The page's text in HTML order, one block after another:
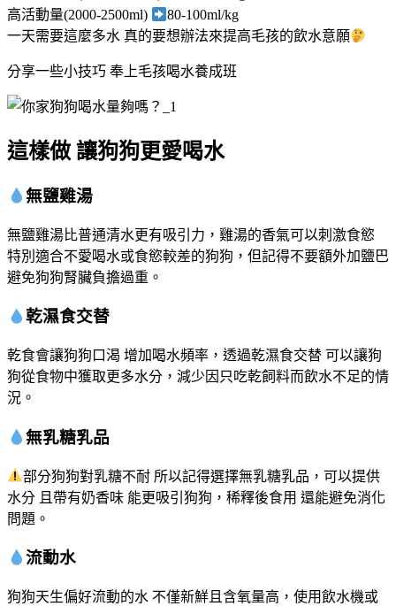
高活動量(2000-2500ml)
80-100ml/kg
一天需要這麼多水 真的要想辦法來提高毛孩的飲水意願
分享一些小技巧 奉上毛孩喝水養成班
這樣做 讓狗狗更愛喝水
無鹽雞湯
無鹽雞湯比普通清水更有吸引力，雞湯的香氣可以刺激食慾
特別適合不愛喝水或食慾較差的狗狗，但記得不要額外加鹽巴
避免狗狗腎臟負擔過重。
乾濕食交替
乾食會讓狗狗口渴 增加喝水頻率，透過乾濕食交替 可以讓狗
狗從食物中獲取更多水分，減少因只吃乾飼料而飲水不足的情
況。
無乳糖乳品
部分狗狗對乳糖不耐 所以記得選擇無乳糖乳品，可以提供
水分 且帶有奶香味 能更吸引狗狗，稀釋後食用 還能避免消化
問題。
流動水
狗狗天生偏好流動的水 不僅新鮮且含氧量高，使用飲水機或